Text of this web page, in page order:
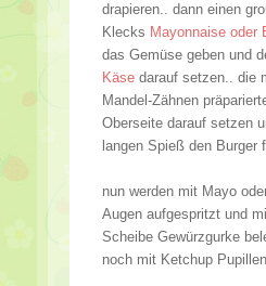
drapieren.. dann einen
Klecks Mayonnaise oder
das Gemüse geben und
Käse darauf setzen.. die
Mandel-Zähnen
Oberseite darauf setzen
langen Spieß den Burger
nun werden mit Mayo
Augen aufgespritzt und
Scheibe Gewürzgurke
noch mit Ketchup